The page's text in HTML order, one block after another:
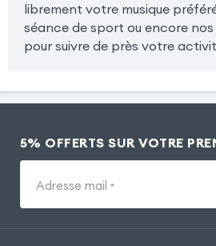
librement votre musique
séance de sport ou encore
pour suivre de près votre
5% OFFERTS SUR VOTRE
Adresse mail *